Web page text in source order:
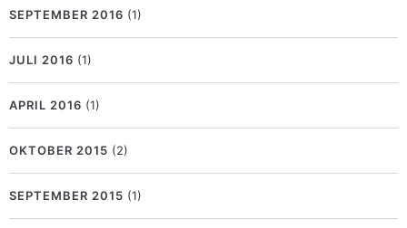
SEPTEMBER 2016 (1)
JULI 2016 (1)
APRIL 2016 (1)
OKTOBER 2015 (2)
SEPTEMBER 2015 (1)